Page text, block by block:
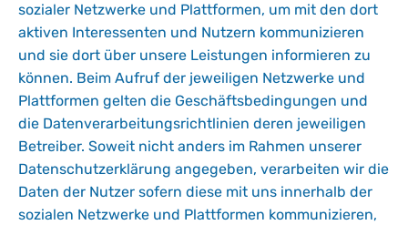
sozialer Netzwerke und Plattformen, um mit den dort
aktiven Interessenten und Nutzern kommunizieren
und sie dort über unsere Leistungen informieren zu
können. Beim Aufruf der jeweiligen Netzwerke und
Plattformen gelten die Geschäftsbedingungen und
die Datenverarbeitungsrichtlinien deren jeweiligen
Betreiber. Soweit nicht anders im Rahmen unserer
Datenschutzerklärung angegeben, verarbeiten wir die
Daten der Nutzer sofern diese mit uns innerhalb der
sozialen Netzwerke und Plattformen kommunizieren,